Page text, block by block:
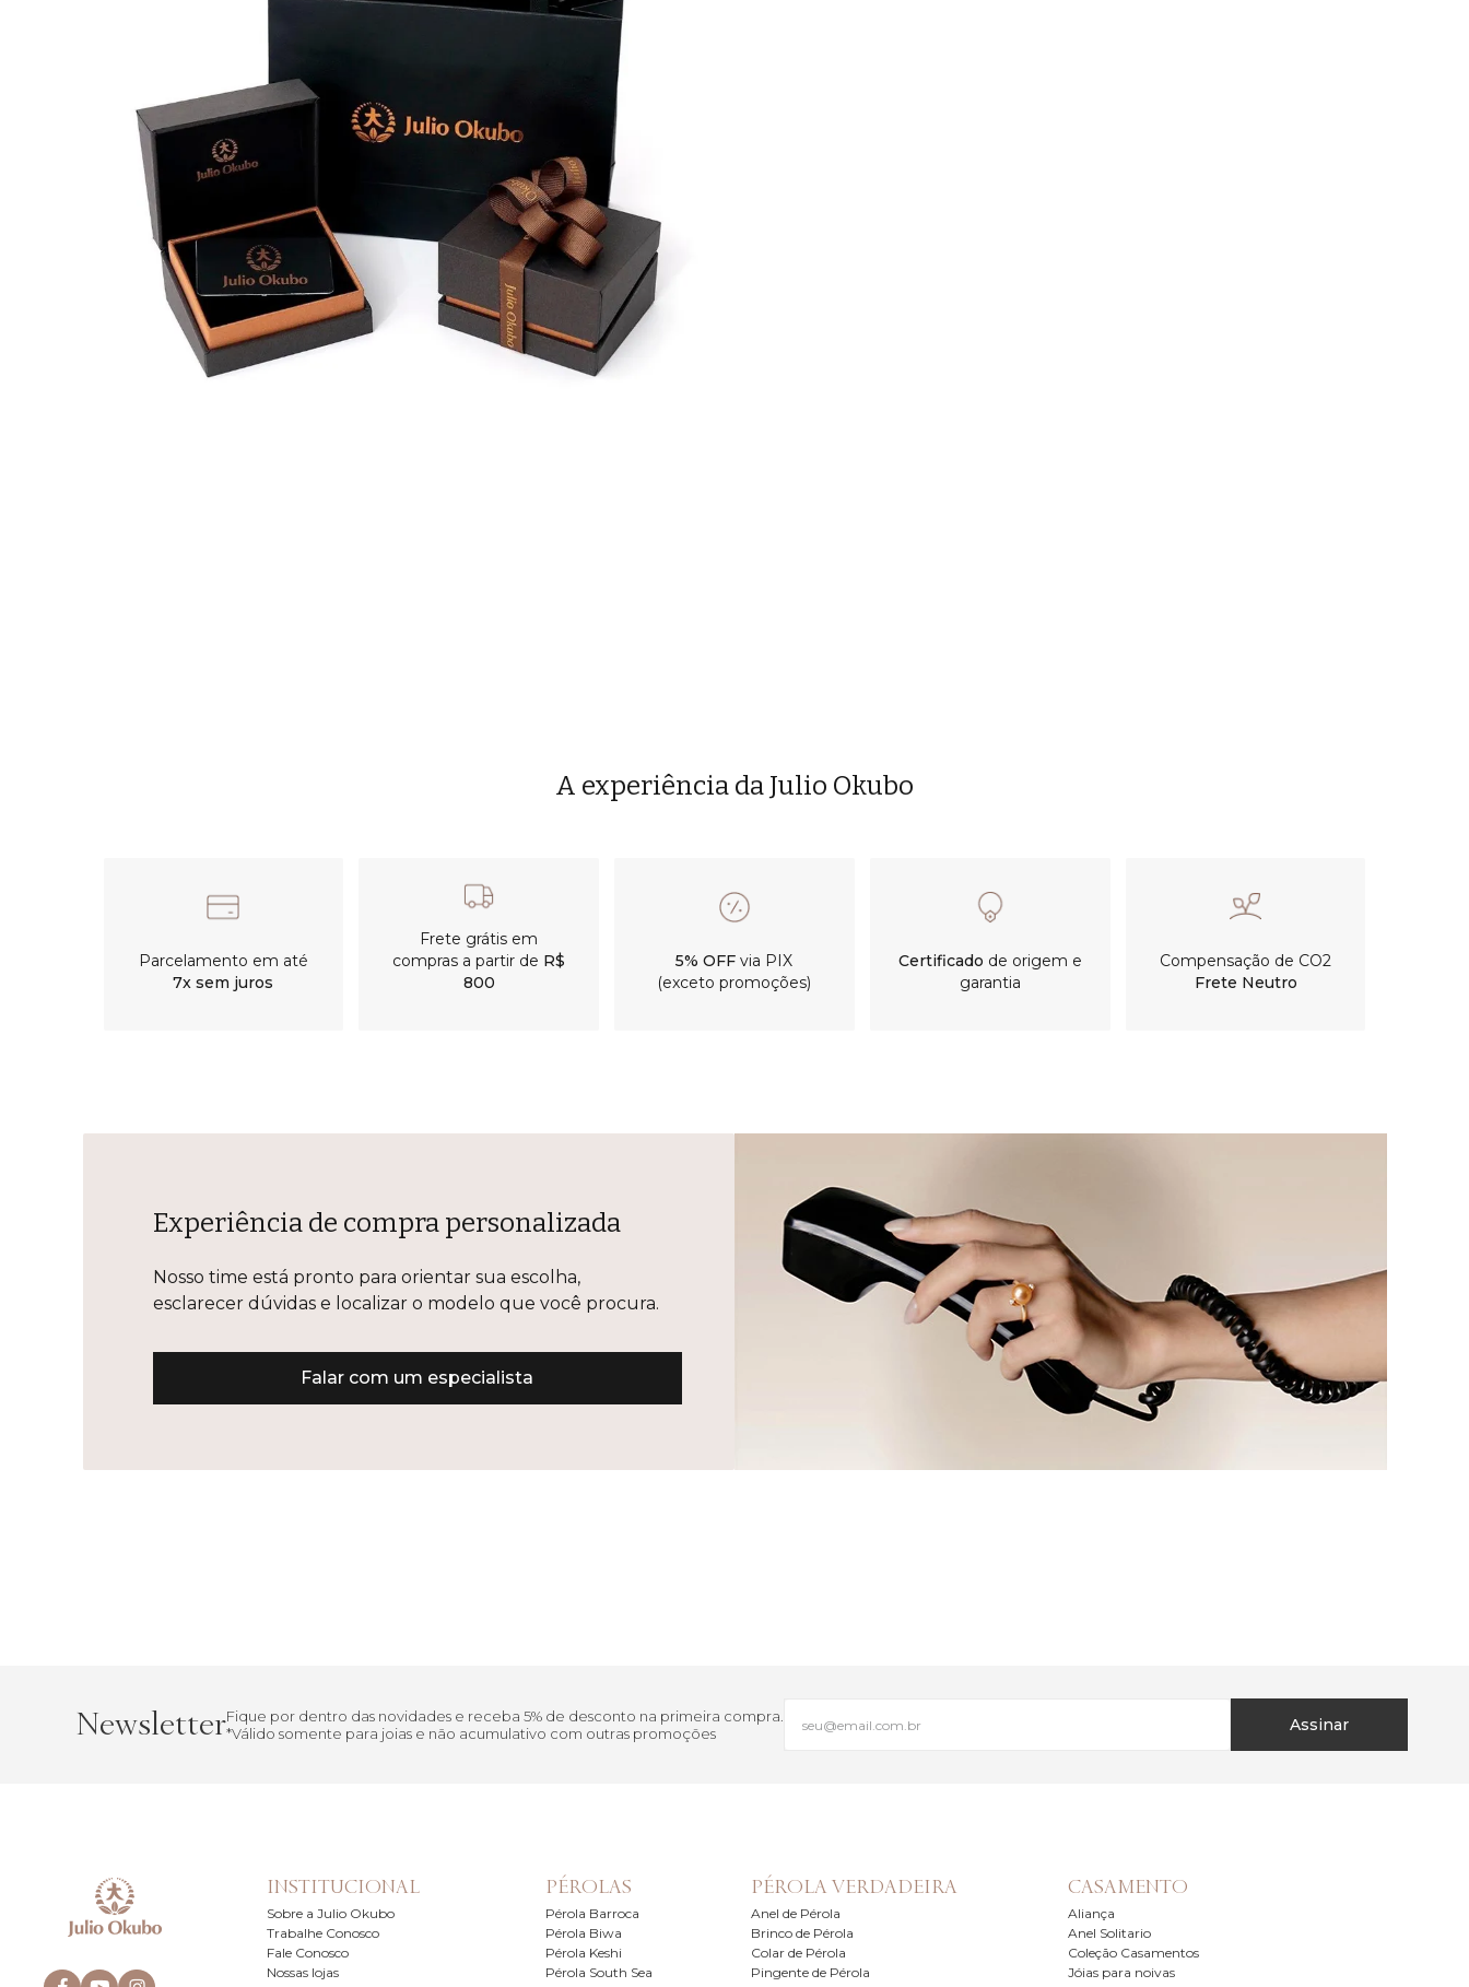
A experiência da Julio Okubo
Parcelamento em até
7x sem juros
Frete grátis em
compras a partir de R$
800
5% OFF via PIX
(exceto promoções)
Certificado de origem e
garantia
Compensação de CO2
Frete Neutro
Experiência de compra personalizada
Nosso time está pronto para orientar sua escolha,
esclarecer dúvidas e localizar o modelo que você procura.
Falar com um especialista
NewsletterFique por dentro das novidades e receba 5% de desconto na primeira compra.
*Válido somente para joias e não acumulativo com outras promoções
Assinar
INSTITUCIONAL
Sobre a Julio Okubo
Trabalhe Conosco
Fale Conosco
Nossas lojas
PÉROLAS
Pérola Barroca
Pérola Biwa
Pérola Keshi
Pérola South Sea
PÉROLA VERDADEIRA
Anel de Pérola
Brinco de Pérola
Colar de Pérola
Pingente de Pérola
CASAMENTO
Aliança
Anel Solitario
Coleção Casamentos
Jóias para noivas